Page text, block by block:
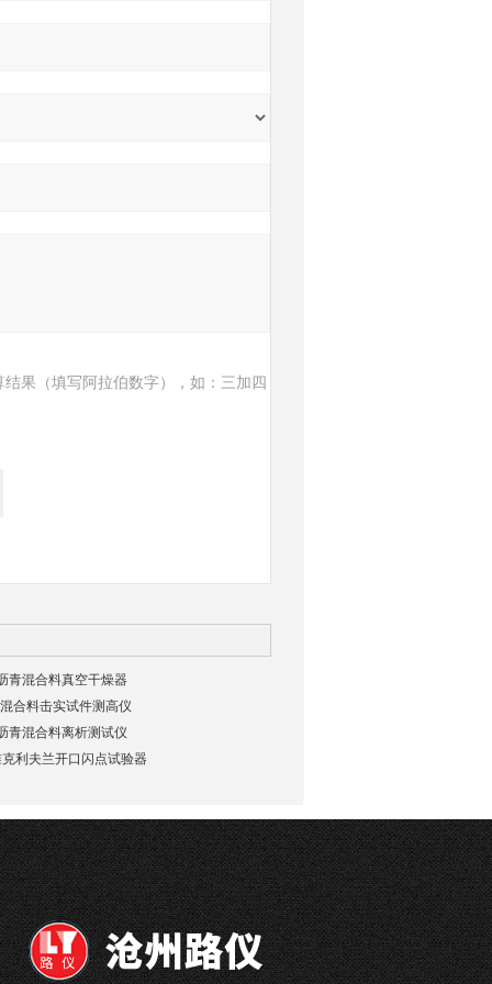
结果（填写阿拉伯数字），如：三加四
青混合料真空干燥器
合料击实试件测高仪
青混合料离析测试仪
克利夫兰开口闪点试验器